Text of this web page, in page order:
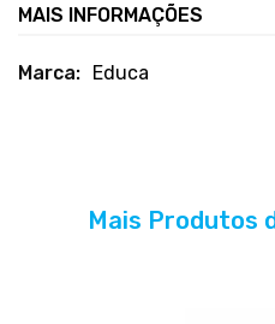
MAIS INFORMAÇÕES
Mais
Educa
Mais Produtos